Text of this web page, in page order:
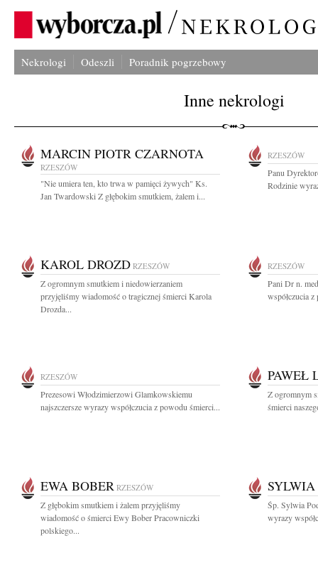
Nekrologi Odeszli Poradnik pogrzebowy
Inne nekrologi
MARCIN PIOTR CZARNOTA
RZESZÓW
"Nie umiera ten, kto trwa w pamięci żywych" Ks.
Jan Twardowski Z głębokim smutkiem, żalem i...
RZESZÓW
Panu
Rodzinie
KAROL DROZD RZESZÓW
Z ogromnym smutkiem i niedowierzaniem
przyjęliśmy wiadomość o tragicznej śmierci Karola
Drozda...
RZESZÓW
Pani Dr n.
współczucia
RZESZÓW
Prezesowi Włodzimierzowi Glamkowskiemu
najszczersze wyrazy współczucia z powodu śmierci...
PAWEŁ
Z ogromnym
śmierci
EWA BOBER RZESZÓW
Z głębokim smutkiem i żalem przyjęliśmy
wiadomość o śmierci Ewy Bober Pracowniczki
polskiego...
Śp. Sylwia
wyrazy